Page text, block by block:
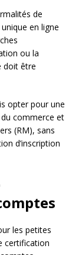
de
en ligne
ou la
doit être
opter pour une
commerce et
(RM), sans
d’inscription
les petites
certification